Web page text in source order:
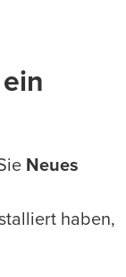
Neues
haben,